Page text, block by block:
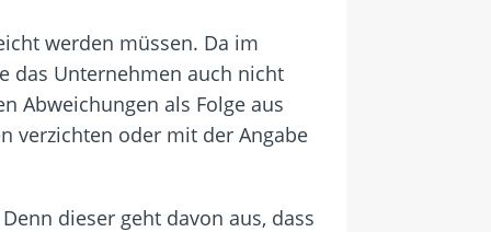
werden müssen. Da im
das Unternehmen auch nicht
Abweichungen als Folge aus
verzichten oder mit der Angabe
dieser geht davon aus, dass